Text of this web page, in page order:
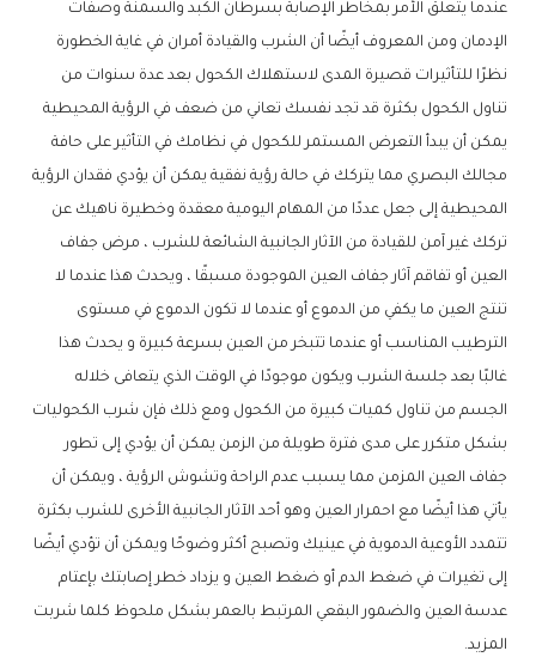
عندما يتعلق الأمر بمخاطر الإصابة بسرطان الكبد والسمنة وصفات
الإدمان ومن المعروف أيضًا أن الشرب والقيادة أمران في غاية الخطورة
نظرًا للتأثيرات قصيرة المدى لاستهلاك الكحول بعد عدة سنوات من
تناول الكحول بكثرة قد تجد نفسك تعاني من ضعف في الرؤية المحيطية
يمكن أن يبدأ التعرض المستمر للكحول في نظامك في التأثير على حافة
مجالك البصري مما يتركك في حالة رؤية نفقية يمكن أن يؤدي فقدان الرؤية
المحيطية إلى جعل عددًا من المهام اليومية معقدة وخطيرة ناهيك عن
تركك غير آمن للقيادة من الآثار الجانبية الشائعة للشرب ، مرض جفاف
العين أو تفاقم آثار جفاف العين الموجودة مسبقًا ، ويحدث هذا عندما لا
تنتج العين ما يكفي من الدموع أو عندما لا تكون الدموع في مستوى
الترطيب المناسب أو عندما تتبخر من العين بسرعة كبيرة و يحدث هذا
غالبًا بعد جلسة الشرب ويكون موجودًا في الوقت الذي يتعافى خلاله
الجسم من تناول كميات كبيرة من الكحول ومع ذلك فإن شرب الكحوليات
بشكل متكرر على مدى فترة طويلة من الزمن يمكن أن يؤدي إلى تطور
جفاف العين المزمن مما يسبب عدم الراحة وتشوش الرؤية ، ويمكن أن
يأتي هذا أيضًا مع احمرار العين وهو أحد الآثار الجانبية الأخرى للشرب بكثرة
تتمدد الأوعية الدموية في عينيك وتصبح أكثر وضوحًا ويمكن أن تؤدي أيضًا
إلى تغيرات في ضغط الدم أو ضغط العين و يزداد خطر إصابتك بإعتام
عدسة العين والضمور البقعي المرتبط بالعمر بشكل ملحوظ كلما شربت
المزيد.